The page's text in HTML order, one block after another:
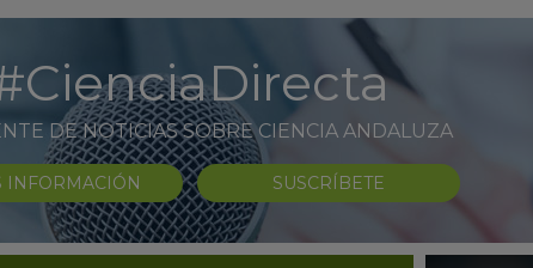
DE NOTICIAS SOBRE CIENCIA ANDALUZA
INFORMACIÓN SUSCRÍBETE